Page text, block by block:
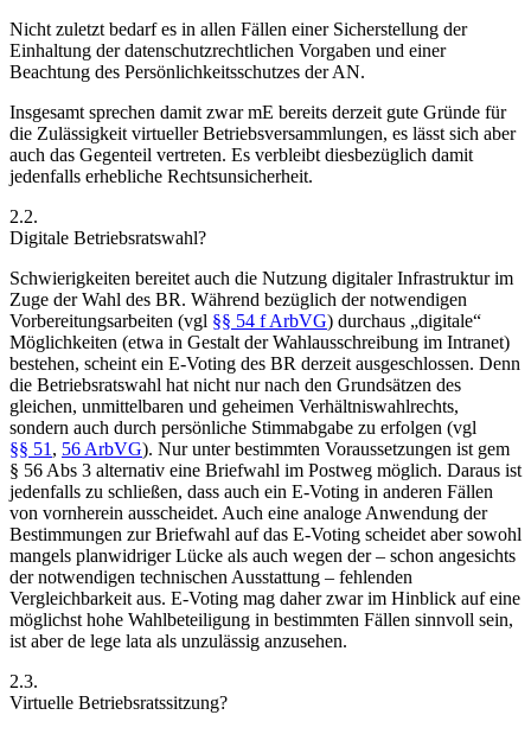
Nicht zuletzt bedarf es in allen Fällen einer Sicherstellung der
Einhaltung der datenschutzrechtlichen Vorgaben und einer
Beachtung des Persönlichkeitsschutzes der AN.
Insgesamt sprechen damit zwar mE bereits derzeit gute Gründe für
die Zulässigkeit virtueller Betriebsversammlungen, es lässt sich aber
auch das Gegenteil vertreten. Es verbleibt diesbezüglich damit
jedenfalls erhebliche Rechtsunsicherheit.
2.2.
Digitale Betriebsratswahl?
Schwierigkeiten bereitet auch die Nutzung digitaler Infrastruktur im
Zuge der Wahl des BR. Während bezüglich der notwendigen
Vorbereitungsarbeiten (vgl §§ 54 f ArbVG) durchaus „digitale“
Möglichkeiten (etwa in Gestalt der Wahlausschreibung im Intranet)
bestehen, scheint ein E-Voting des BR derzeit ausgeschlossen. Denn
die Betriebsratswahl hat nicht nur nach den Grundsätzen des
gleichen, unmittelbaren und geheimen Verhältniswahlrechts,
sondern auch durch persönliche Stimmabgabe zu erfolgen (vgl
§§ 51 , 56 ArbVG). Nur unter bestimmten Voraussetzungen ist gem
§ 56 Abs 3 alternativ eine Briefwahl im Postweg möglich. Daraus ist
jedenfalls zu schließen, dass auch ein E-Voting in anderen Fällen
von vornherein ausscheidet. Auch eine analoge Anwendung der
Bestimmungen zur Briefwahl auf das E-Voting scheidet aber sowohl
mangels planwidriger Lücke als auch wegen der – schon angesichts
der notwendigen technischen Ausstattung – fehlenden
Vergleichbarkeit aus. E-Voting mag daher zwar im Hinblick auf eine
möglichst hohe Wahlbeteiligung in bestimmten Fällen sinnvoll sein,
ist aber de lege lata als unzulässig anzusehen.
2.3.
Virtuelle Betriebsratssitzung?